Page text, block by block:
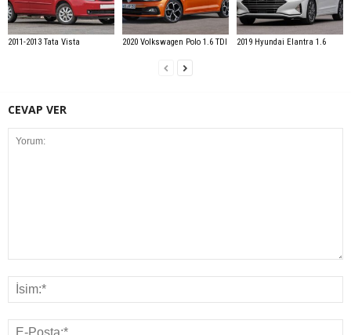
2011-2013 Tata Vista 2020 Volkswagen Polo 1.6 TDI 2019 Hyundai Elantra 1.6
CEVAP VER